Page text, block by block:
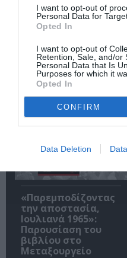
I want to opt-out of
Personal Data for
Opted In
I want to opt-out of
Retention, Sale, and/or
Personal Data that Is
Purposes for which it
Opted In
CONFIRM
Data Deletion
Η μακρά λίστα με
τις υποψηφιότητες
για το Βραβείο
Booker 2026
«Παρεμποδίζοντας
την αποστασία,
Ιουλιανά 1965»:
Παρουσίαση του
βιβλίου στο
Μεταξουργείο